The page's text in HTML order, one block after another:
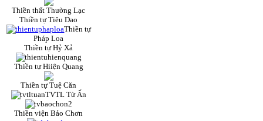
Thiền thất Thường Lạc
Thiền tự Tiêu Dao
Thiền tự
Pháp Loa
Thiền tự Hỷ Xả
Thiền tự Hiiện Quang
Thiền tự Tuệ Căn
TVTL Từ Ấn
Thiền viện Bảo Chơn